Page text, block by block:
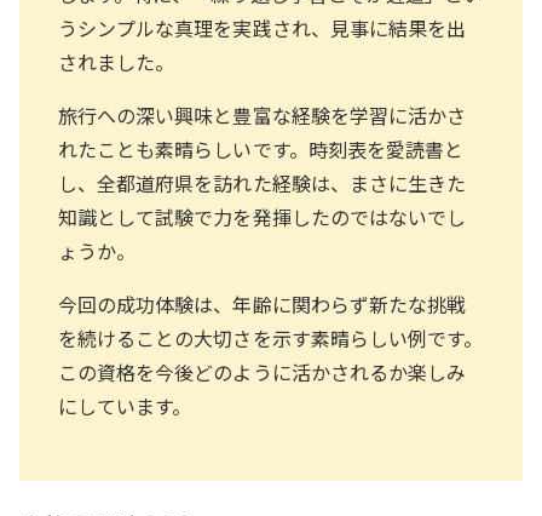
うシンプルな真理を実践され、見事に結果を出
されました。
旅行への深い興味と豊富な経験を学習に活かさ
れたことも素晴らしいです。時刻表を愛読書と
し、全都道府県を訪れた経験は、まさに生きた
知識として試験で力を発揮したのではないでし
ょうか。
今回の成功体験は、年齢に関わらず新たな挑戦
を続けることの大切さを示す素晴らしい例です。
この資格を今後どのように活かされるか楽しみ
にしています。